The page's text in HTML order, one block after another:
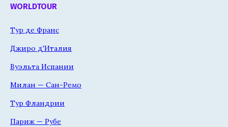
WORLDTOUR
Тур де Франс
Джиро д'Италия
Вуэльта Испании
Милан — Сан-Ремо
Тур Фландрии
Париж — Рубе